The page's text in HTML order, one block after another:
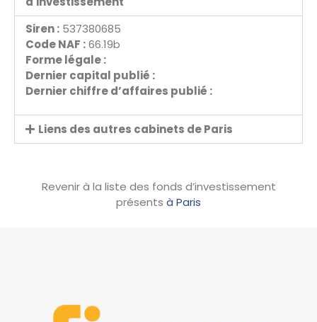
Siren : 537380685
Code NAF :66.19b
Forme légale :
Dernier capital publié :
Dernier chiffre d’affaires publié :
Liens des autres cabinets de Paris
Revenir à la liste des fonds d’investissement
présents à Paris